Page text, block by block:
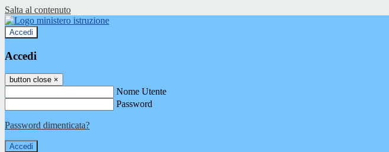
Salta al contenuto
Accedi
Accedi
button close ×
Nome Utente
Password
Password dimenticata?